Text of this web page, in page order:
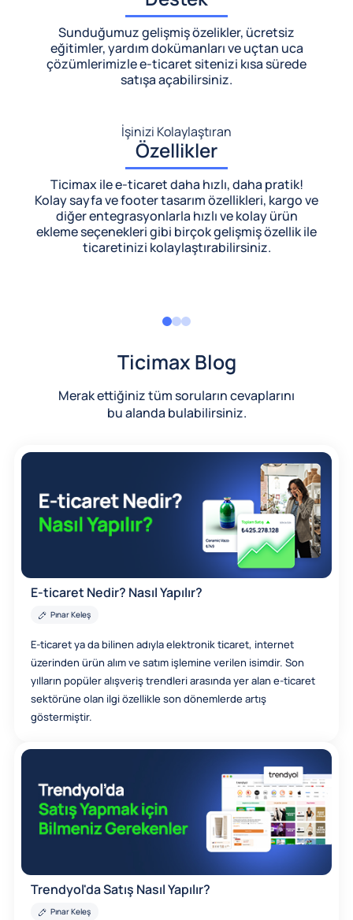
Sunduğumuz gelişmiş özelikler, ücretsiz
eğitimler, yardım dokümanları ve uçtan uca
çözümlerimizlee-ticaret sitenizi kısa sürede
satışa açabilirsiniz.
İşinizi Kolaylaştıran
Özellikler
Ticimax ile e-ticaret daha hızlı, daha pratik!
Kolay sayfa ve footer tasarım özellikleri, kargo ve
diğer entegrasyonlarla hızlı ve kolay ürün
ekleme seçenekleri gibi birçok gelişmiş özellik ile
ticaretinizi kolaylaştırabilirsiniz.
Ticimax Blog
Merak ettiğiniz tüm soruların cevaplarını
bu alanda bulabilirsiniz.
E-ticaret Nedir? Nasıl Yapılır?
Pınar Keleş
E-ticaret ya da bilinen adıyla elektronik ticaret, internet
üzerinden ürün alım ve satım işlemine verilen isimdir. Son
yılların popüler alışveriş trendleri arasında yer alan e-ticaret
sektörüne olan ilgi özellikle son dönemlerde artış
göstermiştir.
Trendyol'da Satış Nasıl Yapılır?
Pınar Keleş